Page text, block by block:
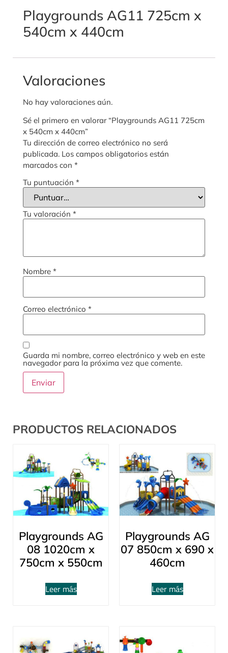
Playgrounds AG11 725cm x
540cm x 440cm
Valoraciones
No hay valoraciones aún.
Sé el primero en valorar “Playgrounds AG11 725cm
x 540cm x 440cm”
Tu dirección de correo electrónico no será
publicada. Los campos obligatorios están
marcados con *
Tu puntuación *
Tu valoración *
Nombre *
Correo electrónico *
Guarda mi nombre, correo electrónico y web en este
navegador para la próxima vez que comente.
PRODUCTOS RELACIONADOS
Playgrounds AG
08 1020cm x
750cm x 550cm
Leer más
Playgrounds AG
07 850cm x 690 x
460cm
Leer más